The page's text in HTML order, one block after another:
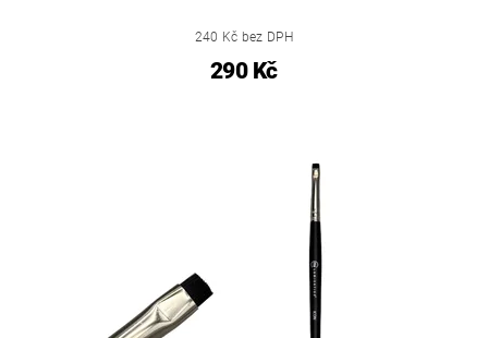
240 Kč bez DPH
290 Kč